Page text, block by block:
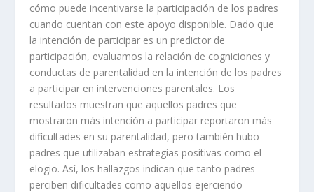
cómo puede incentivarse la participación de los padres
cuando cuentan con este apoyo disponible. Dado que
la intención de participar es un predictor de
participación, evaluamos la relación de cogniciones y
conductas de parentalidad en la intención de los padres
a participar en intervenciones parentales. Los
resultados muestran que aquellos padres que
mostraron más intención a participar reportaron más
dificultades en su parentalidad, pero también hubo
padres que utilizaban estrategias positivas como el
elogio. Así, los hallazgos indican que tanto padres
perciben dificultades como aquellos ejerciendo